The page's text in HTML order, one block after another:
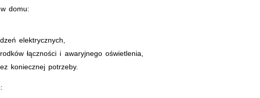
domu:
elektrycznych,
łączności i awaryjnego oświetlenia,
koniecznej potrzeby.